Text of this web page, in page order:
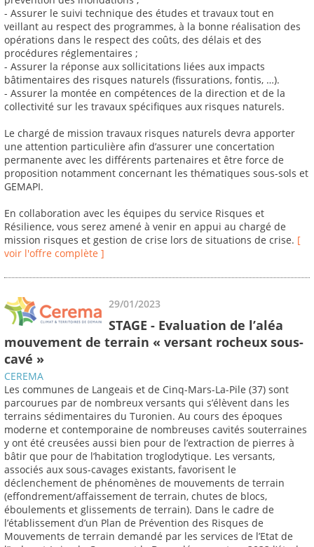
- Assurer le suivi technique des études et travaux tout en
veillant au respect des programmes, à la bonne réalisation des
opérations dans le respect des coûts, des délais et des
procédures réglementaires ;
- Assurer la réponse aux sollicitations liées aux impacts
bâtimentaires des risques naturels (fissurations, fontis, …).
- Assurer la montée en compétences de la direction et de la
collectivité sur les travaux spécifiques aux risques naturels.
Le chargé de mission travaux risques naturels devra apporter
une attention particulière afin d’assurer une concertation
permanente avec les différents partenaires et être force de
proposition notamment concernant les thématiques sous-sols et
GEMAPI.
En collaboration avec les équipes du service Risques et
Résilience, vous serez amené à venir en appui au chargé de
mission risques et gestion de crise lors de situations de crise. [
voir l'offre complète ]
29/01/2023
STAGE - Evaluation de l’aléa
mouvement de terrain « versant rocheux sous-
cavé »
CEREMA
Les communes de Langeais et de Cinq-Mars-La-Pile (37) sont
parcourues par de nombreux versants qui s’élèvent dans les
terrains sédimentaires du Turonien. Au cours des époques
moderne et contemporaine de nombreuses cavités souterraines
y ont été creusées aussi bien pour de l’extraction de pierres à
bâtir que pour de l’habitation troglodytique. Les versants,
associés aux sous-cavages existants, favorisent le
déclenchement de phénomènes de mouvements de terrain
(effondrement/affaissement de terrain, chutes de blocs,
éboulements et glissements de terrain). Dans le cadre de
l’établissement d’un Plan de Prévention des Risques de
Mouvements de terrain demandé par les services de l’Etat de